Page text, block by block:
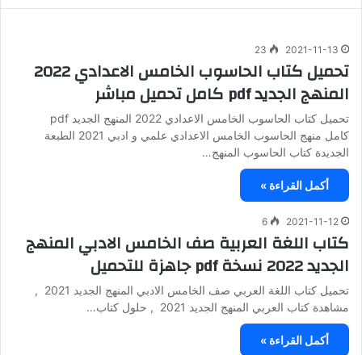
2021-11-13
23
تحميل كتاب الحاسوب الخامس الاعدادي 2022
المنهج الجديد pdf كامل تحميل مباشر
تحميل كتاب الحاسوب الخامس الاعدادي 2022 المنهج الجديد pdf
كامل منهج الحاسوب الخامس الاعدادي علمي و ادبي 2021 الطبعة
الجديدة كتاب الحاسوب المنهج…
أكمل القراءة »
2021-11-12
6
كتاب اللغة العربية صف الخامس الادبي المنهج
الجديد 2022 نسخة pdf جاهزة للتحميل
تحميل كتاب اللغة العربي صف الخامس الادبي المنهج الجديد 2021 ,
مشاهدة كتاب العربي المنهج الجديد 2021 , حلول كتاب…
أكمل القراءة »